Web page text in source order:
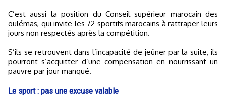
C’est aussi la position du Conseil supérieur marocain des
oulémas, qui invite les 72 sportifs marocains à rattraper leurs
jours non respectés après la compétition.
S’ils se retrouvent dans l’incapacité de jeûner par la suite, ils
pourront s’acquitter d’une compensation en nourrissant un
pauvre par jour manqué.
Le sport : pas une excuse valable